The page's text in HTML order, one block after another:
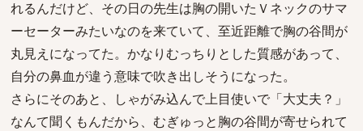
れるんだけど、その日の先生は胸の開いたＶネックのサマ
ーセーターみたいなのを来ていて、至近距離で胸の谷間が
丸見えになってた。かなりむっちりとした質感があって、
自分の鼻血が違う意味で吹き出しそうになった。
さらにそのあと、しゃがみ込んで上目使いで「大丈夫？」
なんて聞くもんだから、むぎゅっと胸の谷間が寄せられて